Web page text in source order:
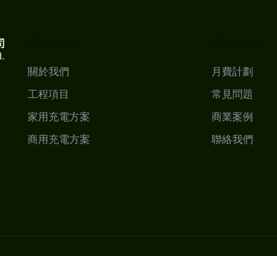
關於我們
工程項目
家用充電方案
商用充電方案
月費計劃
常見問題
商業案例
聯絡我們